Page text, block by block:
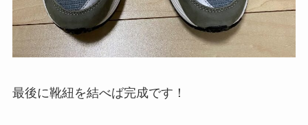
最後に靴紐を結べば完成です！